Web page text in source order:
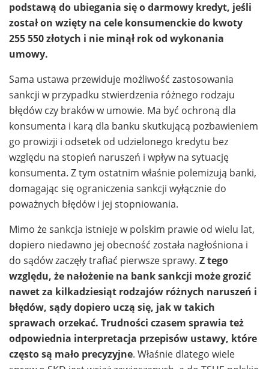
podstawą do ubiegania się o darmowy kredyt, jeśli
został on wzięty na cele konsumenckie do kwoty
255 550 złotych i nie minął rok od wykonania
umowy.
Sama ustawa przewiduje możliwość zastosowania
sankcji w przypadku stwierdzenia różnego rodzaju
błędów czy braków w umowie. Ma być ochroną dla
konsumenta i karą dla banku skutkującą pozbawieniem
go prowizji i odsetek od udzielonego kredytu bez
względu na stopień naruszeń i wpływ na sytuację
konsumenta. Z tym ostatnim właśnie polemizują banki,
domagając się ograniczenia sankcji wyłącznie do
poważnych błędów i jej stopniowania.
Mimo że sankcja istnieje w polskim prawie od wielu lat,
dopiero niedawno jej obecność została nagłośniona i
do sądów zaczęły trafiać pierwsze sprawy. Z tego
względu, że nałożenie na bank sankcji może grozić
nawet za kilkadziesiąt rodzajów różnych naruszeń i
błędów, sądy dopiero uczą się, jak w takich
sprawach orzekać. Trudności czasem sprawia też
odpowiednia interpretacja przepisów ustawy, które
często są mało precyzyjne. Właśnie dlatego wiele